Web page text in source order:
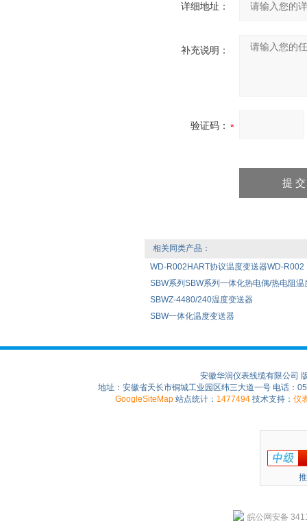
详细地址：
补充说明：
验证码：
相关同类产品：
WD-R002HART协议温度变送器WD-R002
SBW系列SBW系列一体化热电偶/热电阻温
SBWZ-4480/240温度变送器
SBW一体化温度变送器
安徽华润仪表线缆有限公司
地址：安徽省天长市铜城工业园区纬三大道一号 电话：
GoogleSiteMap 站点统计： 1477494 技术支持： 仪
皖公网安备